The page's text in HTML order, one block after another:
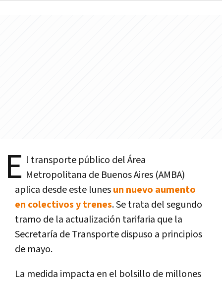
E l transporte público del Área
Metropolitana de Buenos Aires (AMBA)
aplica desde este lunesun nuevo aumento
en colectivos y trenes. Se trata del segundo
tramo de la actualización tarifaria que la
Secretaría de Transporte dispuso a principios
de mayo.
La medida impacta en el bolsillo de millones